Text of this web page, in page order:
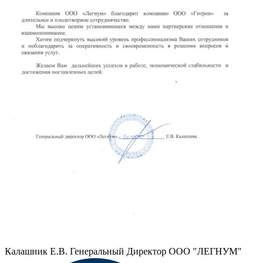
Калашник Е.В. Генеральный Директор ООО "ЛЕГНУМ"